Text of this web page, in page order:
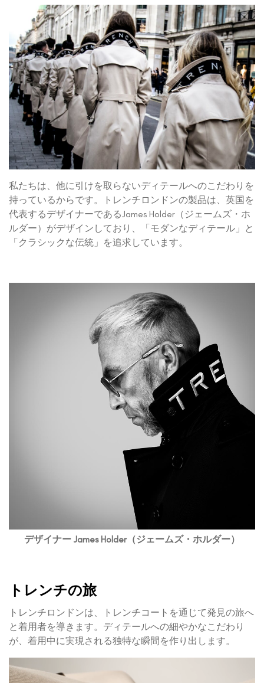
私たちは、他に引けを取らないディテールへのこだわりを
持っているからです。トレンチロンドンの製品は、英国を
代表するデザイナーであるJames Holder（ジェームズ・ホ
ルダー）がデザインしており、「モダンなディテール」と
「クラシックな伝統」を追求しています。
デザイナー James Holder（ジェームズ・ホルダー）
トレンチの旅
トレンチロンドンは、トレンチコートを通じて発見の旅へ
と着用者を導きます。ディテールへの細やかなこだわり
が、着用中に実現される独特な瞬間を作り出します。
動
画